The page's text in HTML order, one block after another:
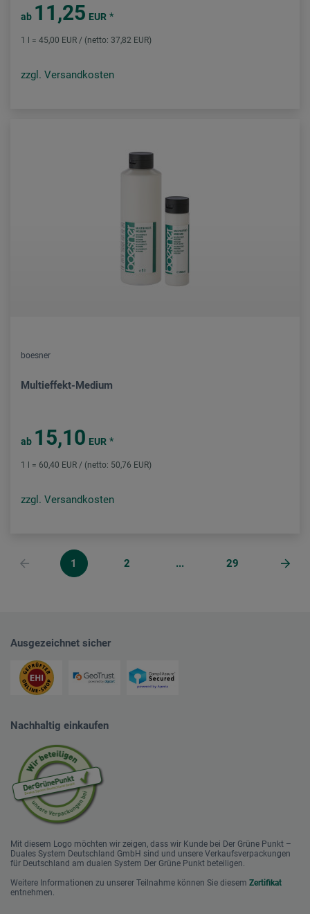
ab 11,25 EUR *
1 l = 45,00 EUR / (netto: 37,82 EUR)
zzgl. Versandkosten
boesner
Multieffekt-Medium
ab 15,10 EUR *
1 l = 60,40 EUR / (netto: 50,76 EUR)
zzgl. Versandkosten
1 2 ... 29
Ausgezeichnet sicher
Nachhaltig einkaufen
Mit diesem Logo möchten wir zeigen, dass wir Kunde bei Der Grüne Punkt –
Duales System Deutschland GmbH sind und unsere Verkaufsverpackungen
für Deutschland am dualen System Der Grüne Punkt beteiligen.
Weitere Informationen zu unserer Teilnahme können Sie diesem Zertifikat
entnehmen.